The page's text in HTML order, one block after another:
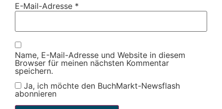
E-Mail-Adresse *
Name, E-Mail-Adresse und Website in diesem
Browser für meinen nächsten Kommentar
speichern.
Ja, ich möchte den BuchMarkt-Newsflash
abonnieren